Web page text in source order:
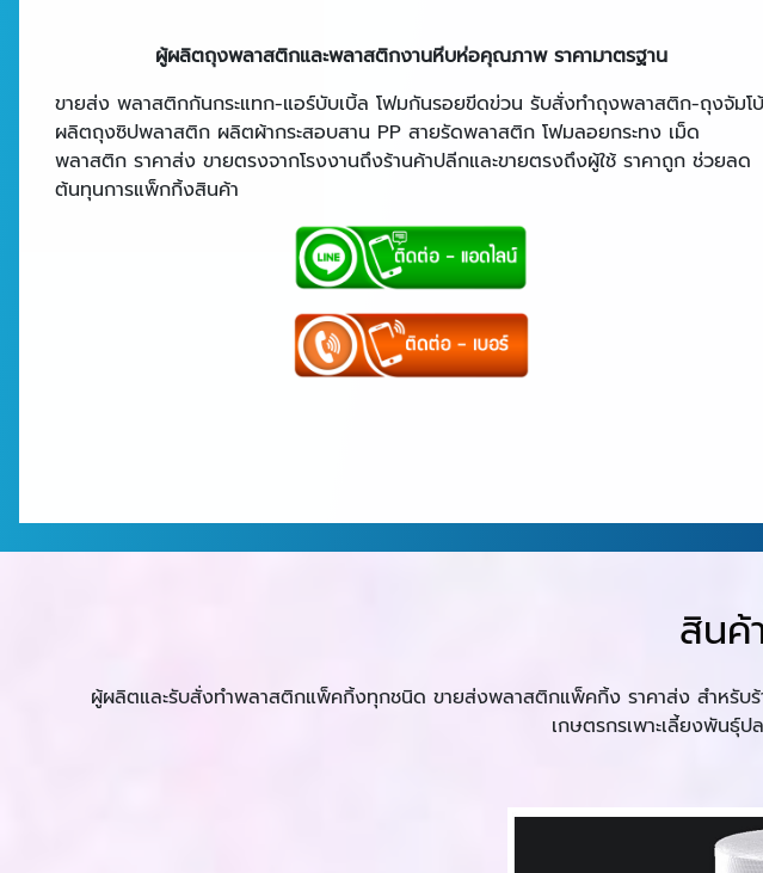
ผู้ผลิตถุงพลาสติกและพลาสติกงานหีบห่อคุณภาพ ราคามาตรฐาน
ขายส่ง พลาสติกกันกระแทก-แอร์บับเบิ้ล โฟมกันรอยขีดข่วน รับสั่งทำถุงพลาสติก-ถุงจัมโบ้
ผลิตถุงซิปพลาสติก ผลิตผ้ากระสอบสาน PP สายรัดพลาสติก โฟมลอยกระทง เม็ด
พลาสติก ราคาส่ง ขายตรงจากโรงงานถึงร้านค้าปลีกและขายตรงถึงผู้ใช้ ราคาถูก ช่วยลด
ต้นทุนการแพ็กกิ้งสินค้า
สินค้
ผู้ผลิตและรับสั่งทำพลาสติกแพ็คกิ้งทุกชนิด ขายส่งพลาสติกแพ็คกิ้ง ราคาส่ง สำหรั
เกษตรกรเพาะเลี้ยงพันธุ์